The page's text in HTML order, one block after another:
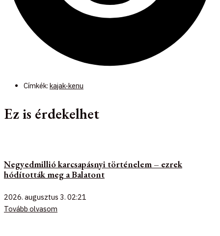
Címkék: kajak-kenu
Ez is érdekelhet
Negyedmillió karcsapásnyi történelem – ezrek
hódították meg a Balatont
2026. augusztus 3. 02:21
Tovább olvasom